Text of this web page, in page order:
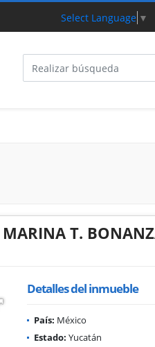
Select Language ▼
MARINA T.
Detalles del inmueble
País: México
Estado: Yucatán